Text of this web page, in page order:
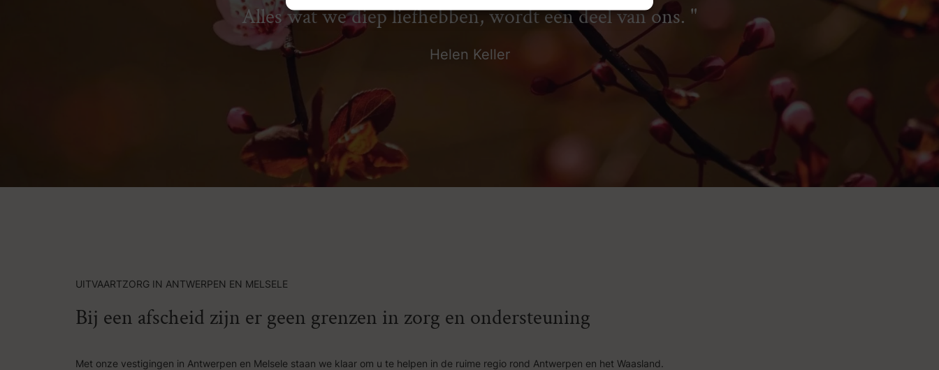
Alles wat we diep liefhebben, wordt een deel van ons.
Helen Keller
UITVAARTZORG IN ANTWERPEN EN MELSELE
Bij een afscheid zijn er geen grenzen in zorg en ondersteuning
Met onze vestigingen in Antwerpen en Melsele staan we klaar om u te helpen in de ruime regio rond Antwerpen en het Waasland.